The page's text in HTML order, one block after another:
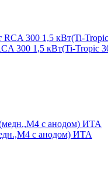
300 1,5 кВт(Ti-Tropic
с анодом) ИТА